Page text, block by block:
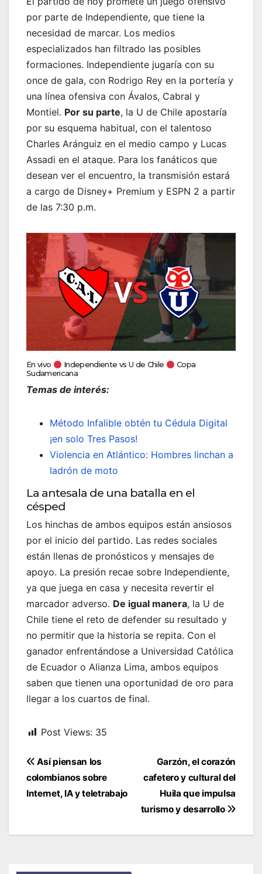
por parte de Independiente, que tiene la
necesidad de marcar. Los medios
especializados han filtrado las posibles
formaciones. Independiente jugaría con su
once de gala, con Rodrigo Rey en la portería y
una línea ofensiva con Ávalos, Cabral y
Montiel. Por su parte, la U de Chile apostaría
por su esquema habitual, con el talentoso
Charles Aránguiz en el medio campo y Lucas
Assadi en el ataque. Para los fanáticos que
desean ver el encuentro, la transmisión estará
a cargo de Disney+ Premium y ESPN 2 a partir
de las 7:30 p.m.
En vivo Independiente vs U de Chile
Copa
Sudamericana
Temas de interés:
Método Infalible obtén tu Cédula Digital
¡en solo Tres Pasos!
Violencia en Atlántico: Hombres linchan a
ladrón de moto
La antesala de una batalla en el
césped
Los hinchas de ambos equipos están ansiosos
por el inicio del partido. Las redes sociales
están llenas de pronósticos y mensajes de
apoyo. La presión recae sobre Independiente,
ya que juega en casa y necesita revertir el
marcador adverso. De igual manera, la U de
Chile tiene el reto de defender su resultado y
no permitir que la historia se repita. Con el
ganador enfrentándose a Universidad Católica
de Ecuador o Alianza Lima, ambos equipos
saben que tienen una oportunidad de oro para
llegar a los cuartos de final.
Post Views: 35
Navegación
de
entradas
Garzón, el corazón
cafetero y cultural del
Huila que impulsa
turismo y desarrollo
Así piensan los
colombianos sobre
Internet, IA y teletrabajo